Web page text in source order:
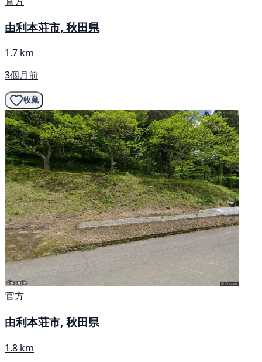
由利本荘市, 秋田県
1.7 km
3個月前
收藏
官方
由利本荘市, 秋田県
1.8 km